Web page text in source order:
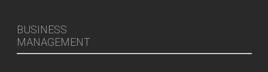
BUSINESS
MANAGEMENT